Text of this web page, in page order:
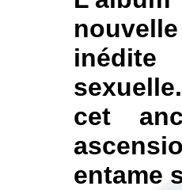
cet
entame